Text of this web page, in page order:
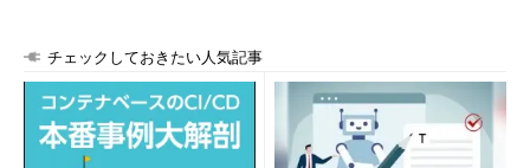
チェックしておきたい人気記事